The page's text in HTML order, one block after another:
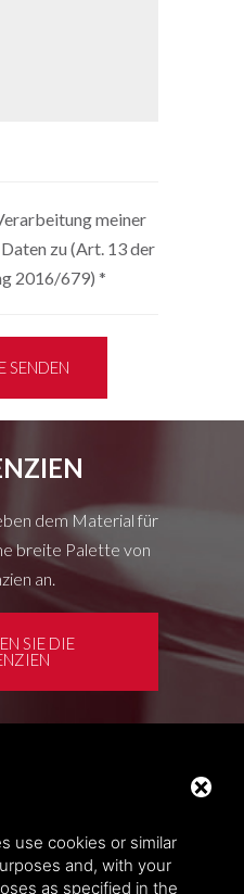
meiner
zu (Art. 13 der
2016/679) *
SENDEN
dem Material für
breite Palette von
an.
SIE DIE
use cookies or similar
and, with your
as specified in the